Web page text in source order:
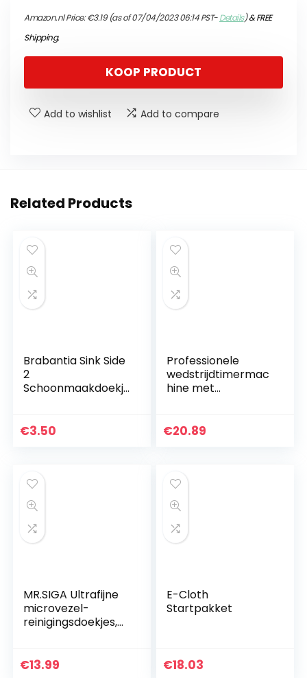
Amazon.nl Price:€3.19(as of 07/04/2023 06:14 PST-Details)&FREE
Shipping.
KOOP PRODUCT
Add to wishlist Add to compare
Related Products
Brabantia Sink Side
2
Schoonmaakdoekj
€3.50
Professionele
wedstrijdtimermac
hine met
voor kopjes,
€20.89
MR.SIGA Ultrafijne
microvezel-
reinigingsdoekjes,
microvezeldoeken,
€13.99
E-Cloth
Startpakket
€18.03